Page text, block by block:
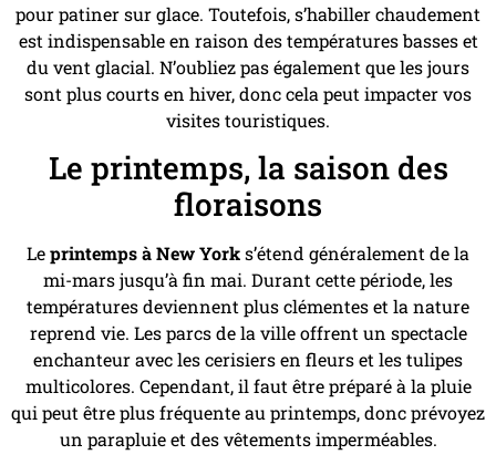
pour patiner sur glace. Toutefois, s’habiller chaudement
est indispensable en raison des températures basses et
du vent glacial. N’oubliez pas également que les jours
sont plus courts en hiver, donc cela peut impacter vos
visites touristiques.
Le printemps, la saison des
floraisons
Leprintemps à New Yorks’étend généralement de la
mi-mars jusqu’à fin mai. Durant cette période, les
températures deviennent plus clémentes et la nature
reprend vie. Les parcs de la ville offrent un spectacle
enchanteur avec les cerisiers en fleurs et les tulipes
multicolores. Cependant, il faut être préparé à la pluie
qui peut être plus fréquente au printemps, donc prévoyez
un parapluie et des vêtements imperméables.